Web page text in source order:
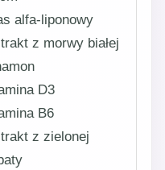
alfa-liponowy
z morwy białej
D3
B6
z zielonej